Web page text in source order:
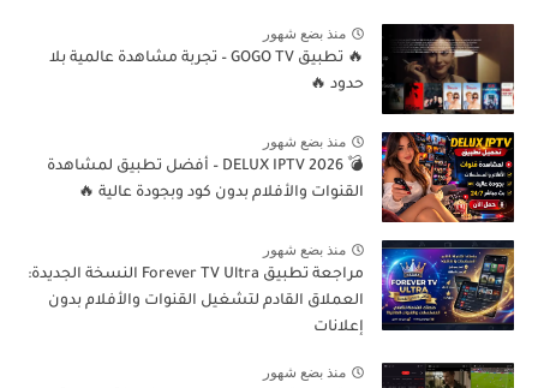
منذ بضع شهور
🔥 تطبيق GOGO TV – تجربة مشاهدة عالمية بلا
حدود 🔥
منذ بضع شهور
💣 DELUX IPTV 2026 – أفضل تطبيق لمشاهدة
القنوات والأفلام بدون كود وبجودة عالية 🔥
منذ بضع شهور
مراجعة تطبيق Forever TV Ultra النسخة الجديدة:
العملاق القادم لتشغيل القنوات والأفلام بدون
إعلانات
منذ بضع شهور